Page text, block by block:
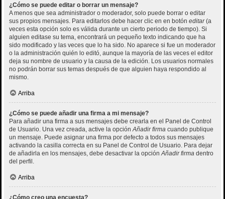
¿Cómo se puede editar o borrar un mensaje?
A menos que sea administrador o moderador, solo puede borrar o editar
sus propios mensajes. Para editarlos debe hacer clic en en botón editar(a
veces esta opción solo es válida durante un cierto periodo de tiempo). Si
alguien editase su tema, encontrará un pequeño texto indicando que ha
sido modificado y las veces que lo ha sido. No aparece si fue un moderador
o la administración quién lo editó, aunque la mayoría de las veces el editor
deja su nombre de usuario y la causa de la edición. Los usuarios normales
no podrán borrar sus temas después de que alguien haya respondido al
mismo.
Arriba
¿Cómo se puede añadir una firma a mi mensaje?
Para añadir una firma a sus mensajes debe crearla en el Panel de Control
de Usuario. Una vez creada, active la opciónAñadir firma cuando publique
un mensaje. Puede asignar una firma por defecto a todos sus mensajes
activando la casilla correcta en su Panel de Control de Usuario. Para dejar
de añadirla en los mensajes, debe desactivar la opciónAñadir firma dentro
del perfil.
Arriba
¿Cómo creo una encuesta?